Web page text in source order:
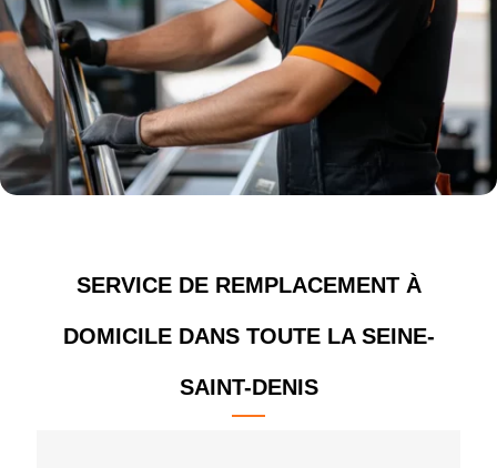
SERVICE DE REMPLACEMENT À
DOMICILE DANS TOUTE LA SEINE-
SAINT-DENIS